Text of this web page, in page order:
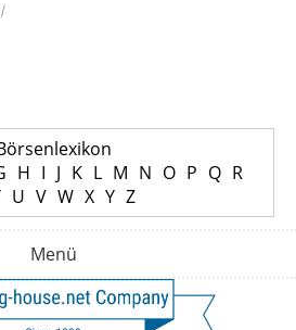
H I J K L M N O P Q R
U V W X Y Z
Menü